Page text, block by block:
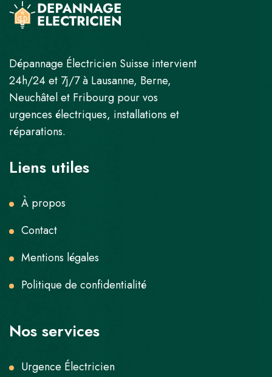
Dépannage Électricien Suisse intervient
24h/24 et 7j/7 à Lausanne, Berne,
Neuchâtel et Fribourg pour vos
urgences électriques, installations et
réparations.
Liens utiles
À propos
Contact
Mentions légales
Politique de confidentialité
Nos services
Urgence Électricien